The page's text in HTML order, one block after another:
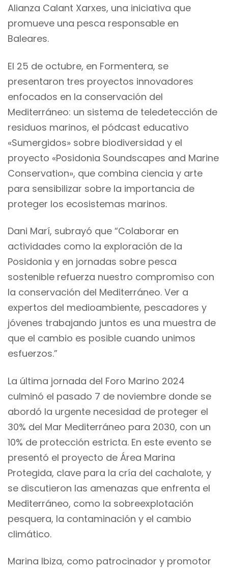
Alianza Calant Xarxes, una iniciativa que
promueve una pesca responsable en
Baleares.
El 25 de octubre, en Formentera, se
presentaron tres proyectos innovadores
enfocados en la conservación del
Mediterráneo: un sistema de teledetección de
residuos marinos, el pódcast educativo
«Sumergidos» sobre biodiversidad y el
proyecto «Posidonia Soundscapes and Marine
Conservation», que combina ciencia y arte
para sensibilizar sobre la importancia de
proteger los ecosistemas marinos.
Dani Marí, subrayó que “Colaborar en
actividades como la exploración de la
Posidonia y en jornadas sobre pesca
sostenible refuerza nuestro compromiso con
la conservación del Mediterráneo. Ver a
expertos del medioambiente, pescadores y
jóvenes trabajando juntos es una muestra de
que el cambio es posible cuando unimos
esfuerzos.”
La última jornada del Foro Marino 2024
culminó el pasado 7 de noviembre donde se
abordó la urgente necesidad de proteger el
30% del Mar Mediterráneo para 2030, con un
10% de protección estricta. En este evento se
presentó el proyecto de Área Marina
Protegida, clave para la cría del cachalote, y
se discutieron las amenazas que enfrenta el
Mediterráneo, como la sobreexplotación
pesquera, la contaminación y el cambio
climático.
Marina Ibiza, como patrocinador y promotor